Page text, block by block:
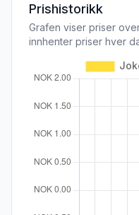
Prishistorikk
Grafen viser priser
innhenter priser hver